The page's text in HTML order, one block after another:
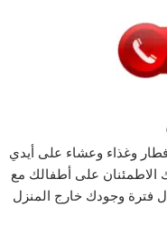
وغذاء وعشاء على أيدي
الاطمئنان على أطفالك مع
فترة وجودك خارج المنزل